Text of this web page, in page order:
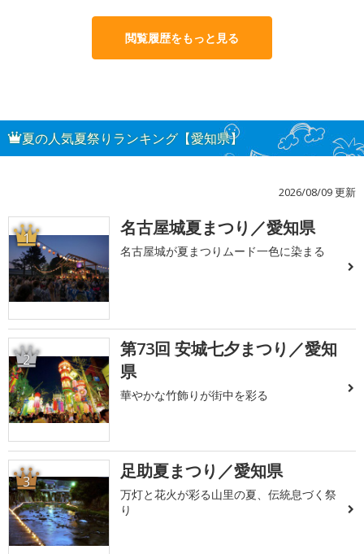
閲覧履歴をもっと見る
夏の人気夏祭りランキング【愛知県】
2026/08/09 更新
1 名古屋城夏まつり／愛知県
名古屋城が夏まつりムード一色に染まる
2
第73回 安城七夕まつり／愛知
県
華やかな竹飾りが街中を彩る
3 足助夏まつり／愛知県
万灯と花火が彩る山里の夏、伝統息づく祭
り